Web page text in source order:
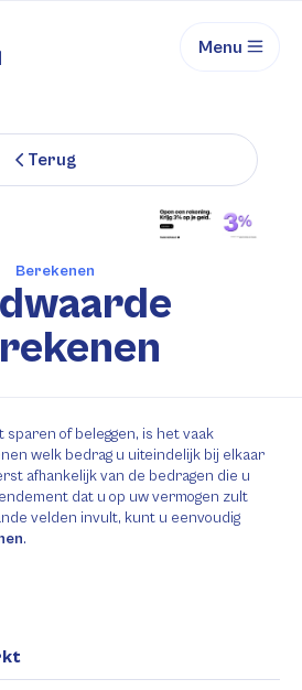
Menu
Terug
Berekenen
sparen of beleggen, is het vaak
welk bedrag u uiteindelijk bij elkaar
afhankelijk van de bedragen die u
dat u op uw vermogen zult
velden invult, kunt u eenvoudig
.